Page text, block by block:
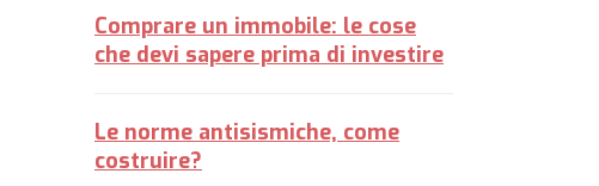
Comprare un immobile: le cose
che devi sapere prima di investire
Le norme antisismiche, come
costruire?